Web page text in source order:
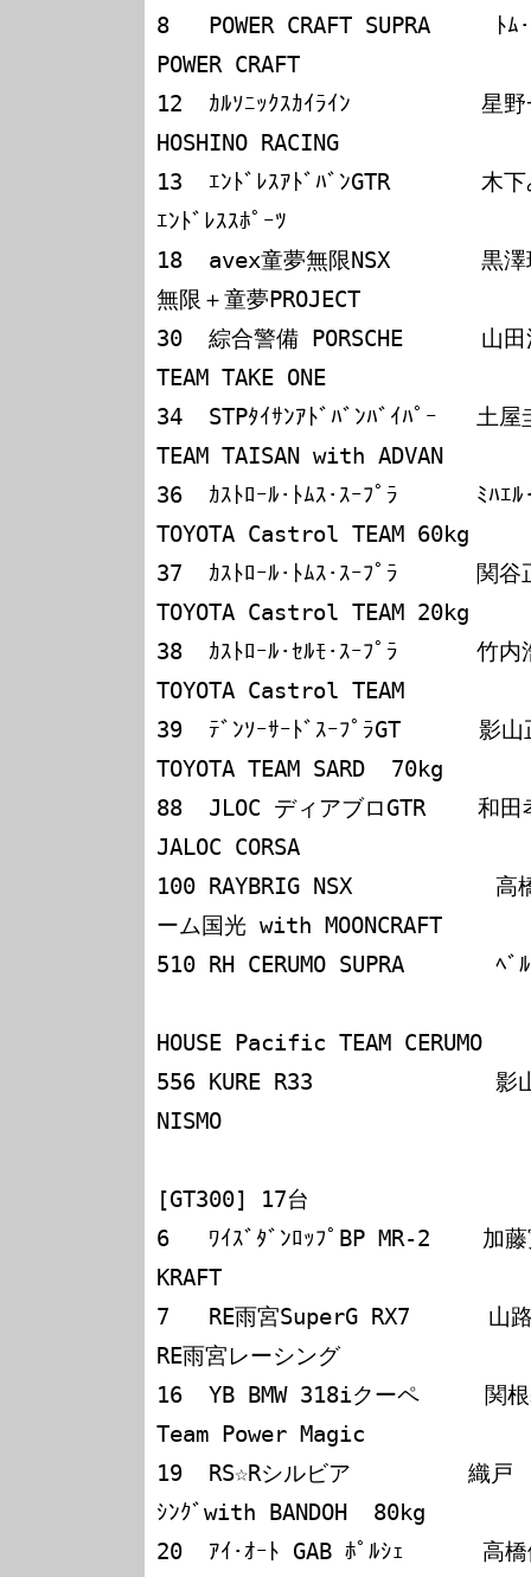
8   POWER CRAFT SUPRA     ﾄﾑ･
POWER CRAFT
12  ｶﾙｿﾆｯｸｽｶｲﾗｲﾝ          星野
HOSHINO RACING
13  ｴﾝﾄﾞﾚｽｱﾄﾞﾊﾞﾝGTR       木下
ｴﾝﾄﾞﾚｽｽﾎﾟｰﾂ
18  avex童夢無限NSX       黒澤
無限＋童夢PROJECT
30  綜合警備 PORSCHE      山田
TEAM TAKE ONE
34  STPﾀｲｻﾝｱﾄﾞﾊﾞﾝﾊﾞｲﾊﾟｰ   土屋
TEAM TAISAN with ADVAN
36  ｶｽﾄﾛｰﾙ･ﾄﾑｽ･ｽｰﾌﾟﾗ      ﾐﾊｴﾙ･
TOYOTA Castrol TEAM 60kg
37  ｶｽﾄﾛｰﾙ･ﾄﾑｽ･ｽｰﾌﾟﾗ      関谷
TOYOTA Castrol TEAM 20kg
38  ｶｽﾄﾛｰﾙ･ｾﾙﾓ･ｽｰﾌﾟﾗ      竹内
TOYOTA Castrol TEAM
39  ﾃﾞﾝｿｰｻｰﾄﾞｽｰﾌﾟﾗGT      影山
TOYOTA TEAM SARD  70kg
88  JLOC ディアブロGTR    和田
JALOC CORSA
100 RAYBRIG NSX           高
ーム国光 with MOONCRAFT
510 RH CERUMO SUPRA       ﾍﾞ
HOUSE Pacific TEAM CERUMO
556 KURE R33              影山
NISMO
[GT300] 17台
6   ﾜｲｽﾞﾀﾞﾝﾛｯﾌﾟBP MR-2    加藤
KRAFT
7   RE雨宮SuperG RX7      山路
RE雨宮レーシング
16  YB BMW 318iクーペ     関根
Team Power Magic
19  RS☆Rシルビア         織戸
ｼﾝｸﾞwith BANDOH  80kg
20  ｱｲ･ｵｰﾄ GAB ﾎﾟﾙｼｪ      高橋